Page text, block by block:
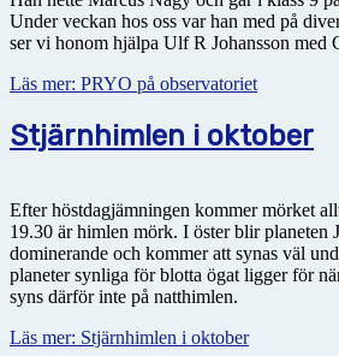
Under veckan hos oss var han med på
ser vi honom hjälpa Ulf R Johansson med
Läs mer: PRYO på observatoriet
Stjärnhimlen i oktober
Efter höstdagjämningen kommer mörket
19.30 är himlen mörk. I öster blir planeten
dominerande och kommer att synas väl
planeter synliga för blotta ögat ligger för
syns därför inte på natthimlen.
Läs mer: Stjärnhimlen i oktober